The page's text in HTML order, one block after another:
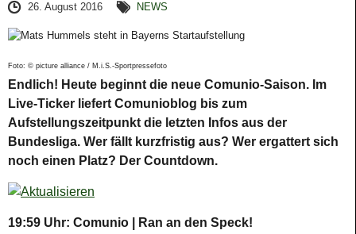
26. August 2016 NEWS
Foto: © picture alliance / M.i.S.-Sportpressefoto
Endlich! Heute beginnt die neue Comunio-Saison. Im
Live-Ticker liefert Comunioblog bis zum
Aufstellungszeitpunkt die letzten Infos aus der
Bundesliga. Wer fällt kurzfristig aus? Wer ergattert sich
noch einen Platz? Der Countdown.
19:59 Uhr: Comunio | Ran an den Speck!